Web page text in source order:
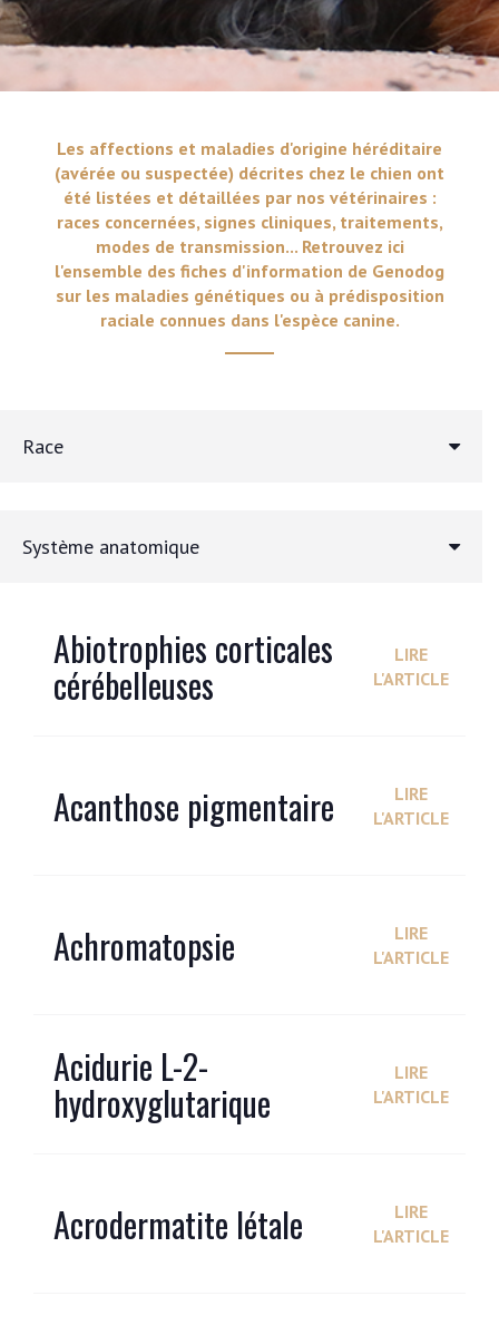
Les affections et maladies d'origine héréditaire
(avérée ou suspectée) décrites chez le chien ont
été listées et détaillées par nos vétérinaires :
races concernées, signes cliniques, traitements,
modes de transmission... Retrouvez ici
l'ensemble des fiches d'information de Genodog
sur les maladies génétiques ou à prédisposition
raciale connues dans l'espèce canine.
Race
Système anatomique
Abiotrophies corticales
cérébelleuses
LIRE
L'ARTICLE
Acanthose pigmentaire
LIRE
L'ARTICLE
Achromatopsie
LIRE
L'ARTICLE
Acidurie L-2-
hydroxyglutarique
LIRE
L'ARTICLE
Acrodermatite létale
LIRE
L'ARTICLE